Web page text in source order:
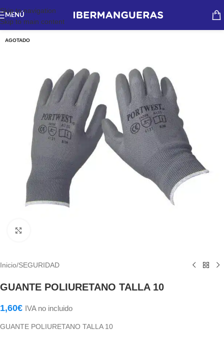
Skip to navigation
Skip to main content
MENÚ
AGOTADO
Inicio/SEGURIDAD
GUANTE POLIURETANO TALLA 10
1,60€ IVA no incluido
GUANTE POLIURETANO TALLA 10